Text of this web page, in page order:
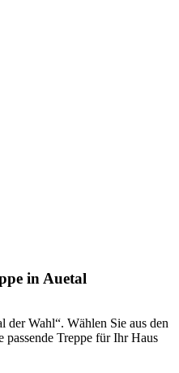
in Auetal
der Wahl“. Wählen Sie aus den
passende Treppe für Ihr Haus